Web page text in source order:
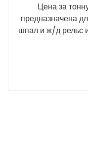
Цена за
предназначена
шпал и ж/д рельс